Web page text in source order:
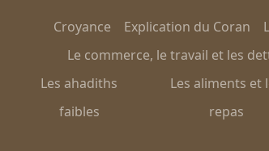
Croyance Explication du Coran
Le commerce, le travail et les
Les ahadiths
faibles
Les aliments et
repas